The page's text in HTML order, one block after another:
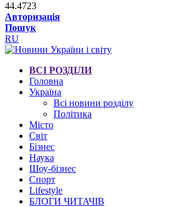
44.4723
Авторизація
Пошук
RU
ВСІ РОЗДІЛИ
Головна
Україна
Всі новини розділу
Політика
Місто
Світ
Бізнес
Наука
Шоу-бізнес
Спорт
Lifestyle
БЛОГИ ЧИТАЧІВ